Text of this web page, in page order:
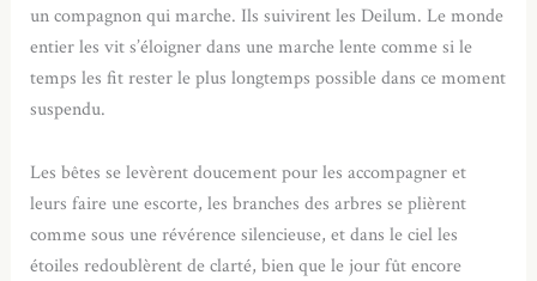
un compagnon qui marche. Ils suivirent les Deilum. Le monde
entier les vit s’éloigner dans une marche lente comme si le
temps les fit rester le plus longtemps possible dans ce moment
suspendu.
Les bêtes se levèrent doucement pour les accompagner et
leurs faire une escorte, les branches des arbres se plièrent
comme sous une révérence silencieuse, et dans le ciel les
étoiles redoublèrent de clarté, bien que le jour fût encore